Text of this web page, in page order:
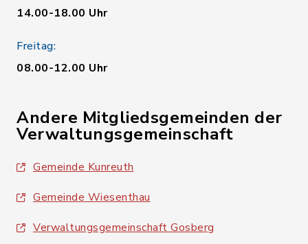
14.00-18.00 Uhr
Freitag:
08.00-12.00 Uhr
Andere Mitgliedsgemeinden der
Verwaltungsgemeinschaft
Gemeinde Kunreuth
Gemeinde Wiesenthau
Verwaltungsgemeinschaft Gosberg